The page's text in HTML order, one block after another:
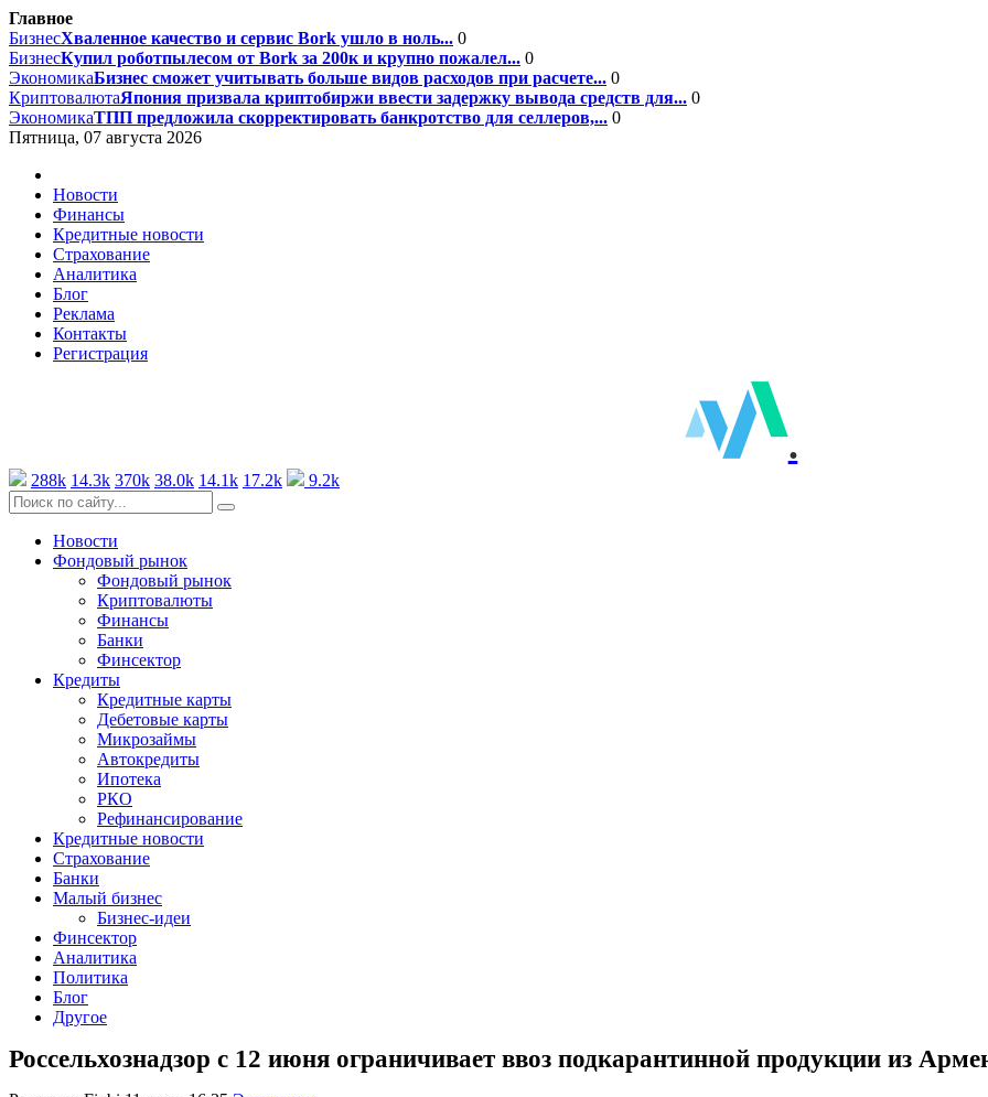
Главное
БизнесХваленное качество и сервис Bork ушло в ноль... 0
БизнесКупил роботпылесом от Bork за 200к и крупно пожалел... 0
ЭкономикаБизнес сможет учитывать больше видов расходов при расчете... 0
КриптовалютаЯпония призвала криптобиржи ввести задержку вывода средств для... 0
ЭкономикаТПП предложила скорректировать банкротство для селлеров,... 0
Пятница, 07 августа 2026
Новости
Финансы
Кредитные новости
Страхование
Аналитика
Блог
Реклама
Контакты
Регистрация
.
288k 14.3k 370k 38.0k 14.1k 17.2k 9.2k
Новости
Фондовый рынок
Фондовый рынок
Криптовалюты
Финансы
Банки
Финсектор
Кредиты
Кредитные карты
Дебетовые карты
Микрозаймы
Автокредиты
Ипотека
РКО
Рефинансирование
Кредитные новости
Страхование
Банки
Малый бизнес
Бизнес-идеи
Финсектор
Аналитика
Политика
Блог
Другое
Россельхознадзор с 12 июня ограничивает ввоз подкарантинной продукции из